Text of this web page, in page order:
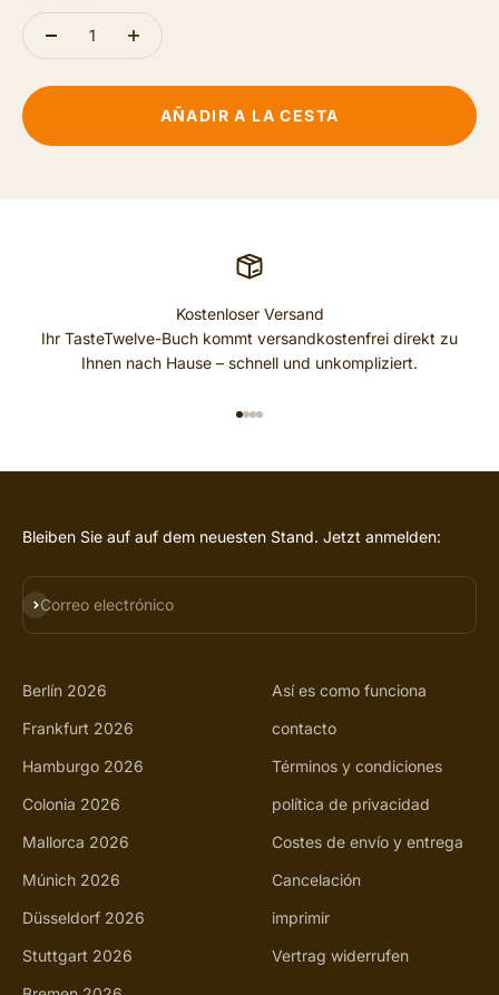
AÑADIR A LA CESTA
Kostenloser Versand
Ihr TasteTwelve-Buch kommt versandkostenfrei direkt zu
Ihnen nach Hause – schnell und unkompliziert.
Bleiben Sie auf auf dem neuesten Stand. Jetzt anmelden:
Correo electrónico
SUSCRIBIRSE
Berlín 2026
Frankfurt 2026
Hamburgo 2026
Colonia 2026
Mallorca 2026
Múnich 2026
Düsseldorf 2026
Stuttgart 2026
Así es como funciona
contacto
Términos y condiciones
política de privacidad
Costes de envío y entrega
Cancelación
imprimir
Vertrag widerrufen